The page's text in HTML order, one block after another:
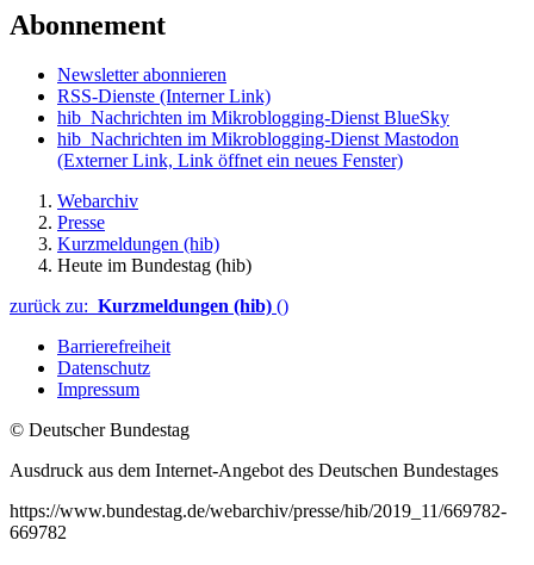
Abonnement
Newsletter abonnieren
RSS-Dienste (Interner Link)
hib_Nachrichten im Mikroblogging-Dienst BlueSky
hib_Nachrichten im Mikroblogging-Dienst Mastodon
(Externer Link, Link öffnet ein neues Fenster)
Webarchiv
Presse
Kurzmeldungen (hib)
Heute im Bundestag (hib)
zurück zu: Kurzmeldungen (hib) ()
Barrierefreiheit
Datenschutz
Impressum
© Deutscher Bundestag
Ausdruck aus dem Internet-Angebot des Deutschen Bundestages
https://www.bundestag.de/webarchiv/presse/hib/2019_11/669782-
669782